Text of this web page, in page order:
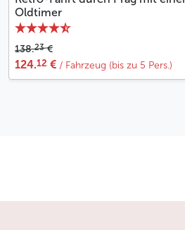
Oldtimer
138.23€
124.12 € / Fahrzeug (bis zu 5 Pers.)